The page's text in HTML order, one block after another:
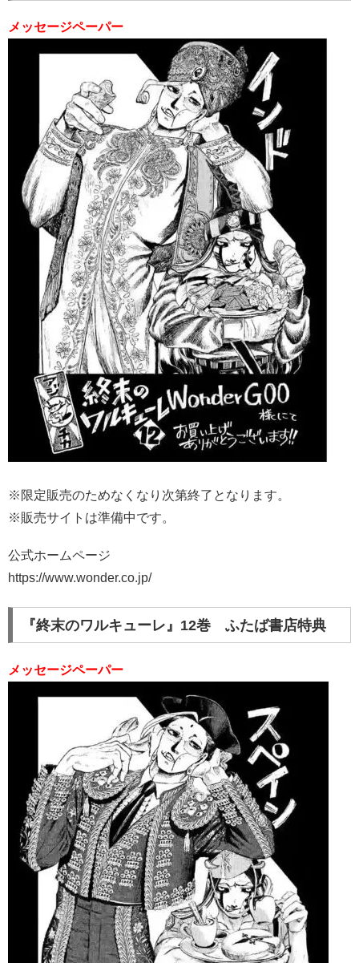
メッセージペーパー
※限定販売のためなくなり次第終了となります。
※販売サイトは準備中です。
公式ホームページ
https://www.wonder.co.jp/
『終末のワルキューレ』12巻 ふたば書店特典
メッセージペーパー